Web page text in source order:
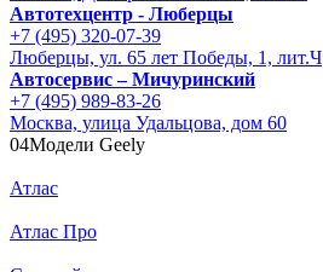
Автотехцентр - Люберцы
+7 (495) 320-07-39
Люберцы, ул. 65 лет Победы, 1, лит.Ч
Автосервис – Мичуринский
+7 (495) 989-83-26
Москва, улица Удальцова, дом 60
04Модели Geely
Атлас
Атлас Про